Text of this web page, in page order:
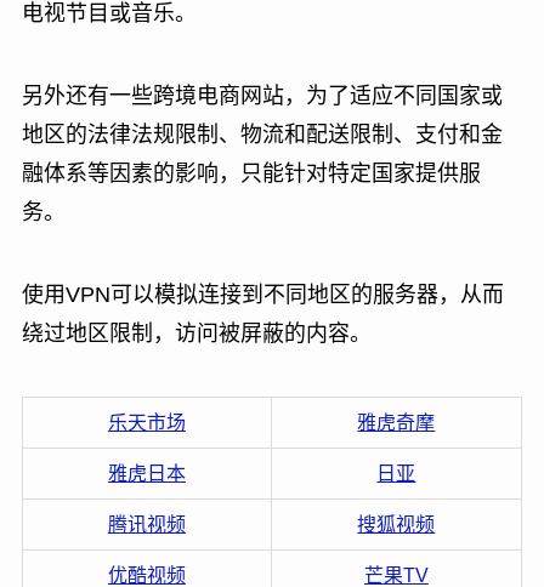
电视节目或音乐。
另外还有一些跨境电商网站，为了适应不同国家或
地区的法律法规限制、物流和配送限制、支付和金
融体系等因素的影响，只能针对特定国家提供服
务。
使用VPN可以模拟连接到不同地区的服务器，从而
绕过地区限制，访问被屏蔽的内容。
乐天市场 雅虎奇摩
雅虎日本 日亚
腾讯视频 搜狐视频
优酷视频 芒果TV